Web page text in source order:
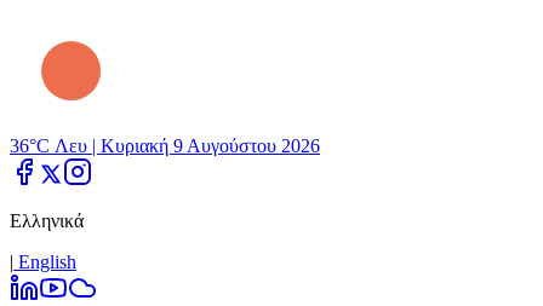
36°C Λευ | Κυριακή 9 Αυγούστου 2026
Ελληνικά
| Εnglish